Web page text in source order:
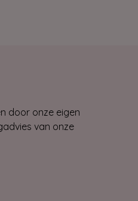
door onze eigen
van onze